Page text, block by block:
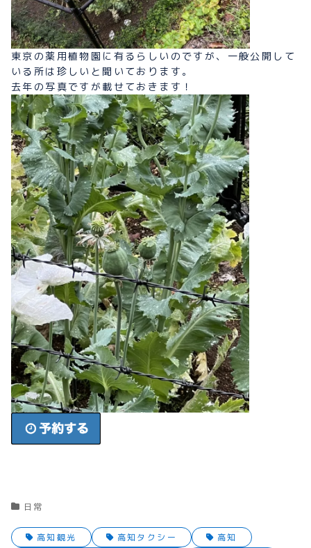
東京の薬用植物園に有るらしいのですが、一般公開して
いる所は珍しいと聞いております。
去年の写真ですが載せておきます！
日常
高知観光 高知タクシー
高知